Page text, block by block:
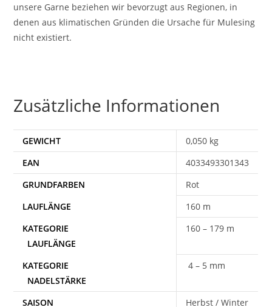
unsere Garne beziehen wir bevorzugt aus Regionen, in
denen aus klimatischen Gründen die Ursache für Mulesing
nicht existiert.
Zusätzliche Informationen
GEWICHT
0,050 kg
EAN
4033493301343
Rot
160 m
160 – 179 m
4 – 5 mm
SAISON Herbst / Winter